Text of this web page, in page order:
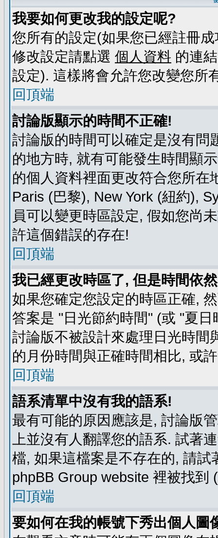
我要如何更改我的設定呢?
您所有的設定(如果您已經註冊
修改設定請點選 個人資料 的連
設定). 這樣將會允許您改變您所
回頂端
討論版顯示的時間不正確!
討論版的時間可以確定是沒有問
的地方時, 就有可能發生時間顯
的個人資料裡面更改符合您所在
Paris (巴黎), New York (紐約),
員可以變更時區設定, 假如您尚
許這個錯誤的存在!
回頂端
我已經更改時區了, 但是時間依
如果您確定您設定的時區正確,
答案是 "日光節約時間" (或 "夏
討論版不被設計來處理日光時間
的月份時間與正確時間相比, 或
回頂端
語系清單中沒有我的語系!
最有可能的原因應該是, 討論版
上並沒有人翻譯您的語系. 試著
檔, 如果這檔案是不存在的, 請
phpBB Group website 裡被找到
回頂端
要如何在我的帳號下秀出個人圖